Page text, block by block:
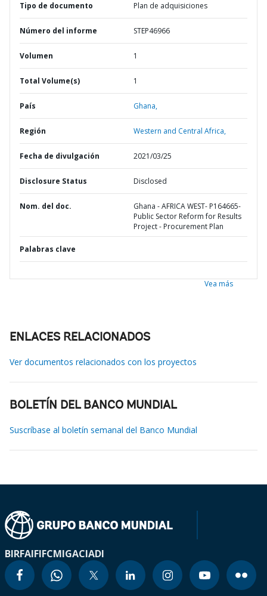
Tipo de documento Plan de adquisiciones
Número del informe STEP46966
Volumen 1
Total Volume(s) 1
País Ghana,
Región Western and Central Africa,
Fecha de divulgación 2021/03/25
Disclosure Status Disclosed
Nom. del doc.
Ghana - AFRICA WEST- P164665-
Public Sector Reform for Results
Project - Procurement Plan
Palabras clave
Vea más
ENLACES RELACIONADOS
Ver documentos relacionados con los proyectos
BOLETÍN DEL BANCO MUNDIAL
Suscríbase al boletín semanal del Banco Mundial
BIRFAIFIFCMIGACIADI